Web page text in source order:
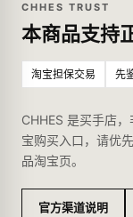
CHHES TRUST
本商品支持
淘宝担保交易 先
CHHES 是买手店
宝购买入口，请优
品淘宝页。
官方渠道说明